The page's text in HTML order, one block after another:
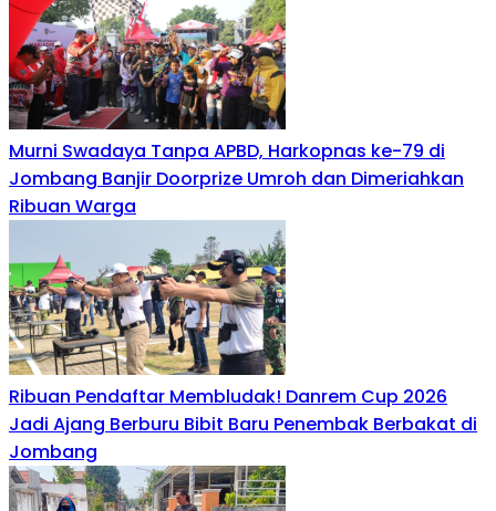
Murni Swadaya Tanpa APBD, Harkopnas ke-79 di
Jombang Banjir Doorprize Umroh dan Dimeriahkan
Ribuan Warga
Ribuan Pendaftar Membludak! Danrem Cup 2026
Jadi Ajang Berburu Bibit Baru Penembak Berbakat di
Jombang